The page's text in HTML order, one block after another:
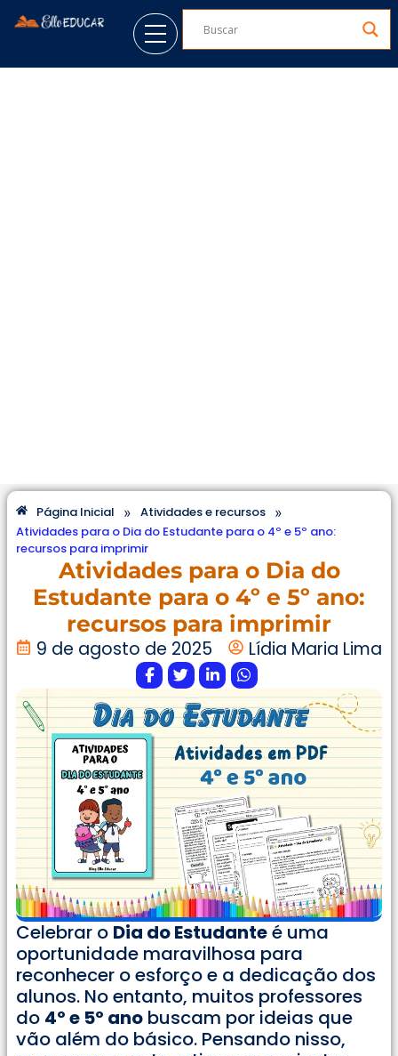
Página Inicial » Atividades e recursos »
Atividades para o Dia do Estudante para o 4º e 5º ano:
recursos para imprimir
Atividades para o Dia do
Estudante para o 4º e 5º ano:
recursos para imprimir
9 de agosto de 2025 Lídia Maria Lima
Celebrar o Dia do Estudanteé uma
oportunidade maravilhosa para
reconhecer o esforço e a dedicação dos
alunos. No entanto, muitos professores
do 4º e 5º ano buscam por ideias que
vão além do básico. Pensando nisso,